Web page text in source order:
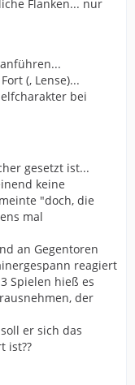
Flanken... nur
(, Lense)...
bei
gesetzt ist...
keine
"doch, die
mal
an Gegentoren
reagiert
Spielen hieß es
der
er sich das
ist??